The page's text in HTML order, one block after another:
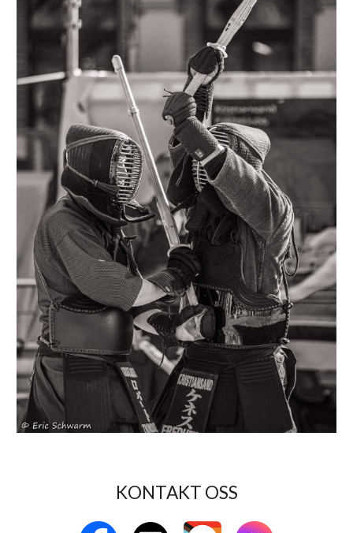
KONTAKT OSS